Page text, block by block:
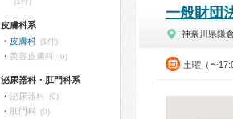
一般財団
神奈川県鎌
土曜（〜
皮膚科系
皮膚科 (1件)
美容皮膚科 (0)
泌尿器科・肛門科系
泌尿器科 (0)
肛門科 (0)